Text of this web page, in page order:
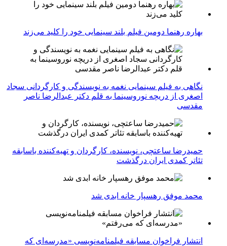
بهاره رهنما دومین فیلم بلند سینمایی خود را کلید می‌زند
نگاهی به فیلم سینمایی نغمه به نویسندگی و کارگردانی سجاد
اصغری از دریچه نوروسینما به قلم دکتر عبدالرضا ناصر
مقدسی
حمیدرضا ساعتچی، نویسنده، کارگردان و تهیه‌کننده باسابقه
تئاتر کمدی ایران درگذشت
محمد موفق رهسپار خانه ابدی شد
انتشار فراخوان مسابقه فیلمنامه‌نویسی «مدرسه‌ای که